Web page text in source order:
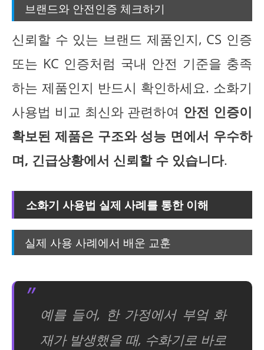
브랜드와 안전인증 체크하기
신뢰할 수 있는 브랜드 제품인지, CS 인증
또는 KC 인증처럼 국내 안전 기준을 충족
하는 제품인지 반드시 확인하세요. 소화기
사용법 비교 최신와 관련하여 안전 인증이
확보된 제품은 구조와 성능 면에서 우수하
며, 긴급상황에서 신뢰할 수 있습니다.
소화기 사용법 실제 사례를 통한 이해
실제 사용 사례에서 배운 교훈
예를 들어, 한 가정에서 부엌 화
재가 발생했을 때, 수화기로 바로